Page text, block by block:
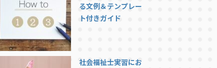
る文例＆テンプレー
ト付きガイド
社会福祉士実習にお